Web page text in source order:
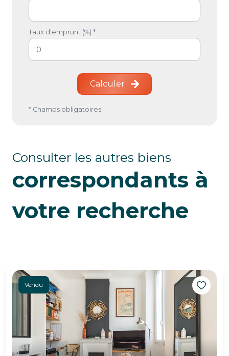
Taux d'emprunt (%) *
Calculer
* Champs obligatoires
Consulter les autres biens
correspondants à
votre recherche
Vendu